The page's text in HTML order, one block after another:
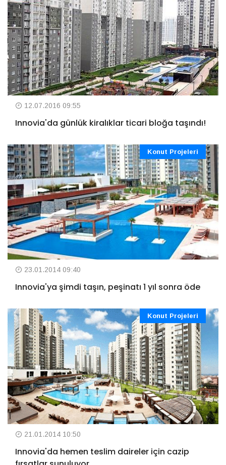
12.07.2016 09:55
Innovia'da günlük kiralıklar ticari bloğa taşındı!
Konut Projeleri
23.01.2014 09:40
Innovia'ya şimdi taşın, peşinatı 1 yıl sonra öde
Konut Projeleri
21.01.2014 10:50
Innovia'da hemen teslim daireler için cazip